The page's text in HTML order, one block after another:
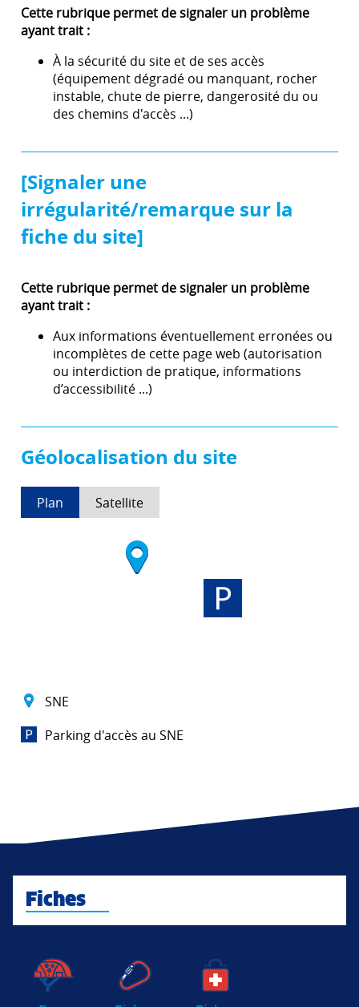
Cette rubrique permet de signaler un problème
ayant trait :
À la sécurité du site et de ses accès
(équipement dégradé ou manquant, rocher
instable, chute de pierre, dangerosité du ou
des chemins d'accès ...)
[Signaler une
irrégularité/remarque sur la
fiche du site]
Cette rubrique permet de signaler un problème
ayant trait :
Aux informations éventuellement erronées ou
incomplètes de cette page web (autorisation
ou interdiction de pratique, informations
d’accessibilité ...)
Géolocalisation du site
Plan Satellite
SNE
Parking d'accès au SNE
Fiches